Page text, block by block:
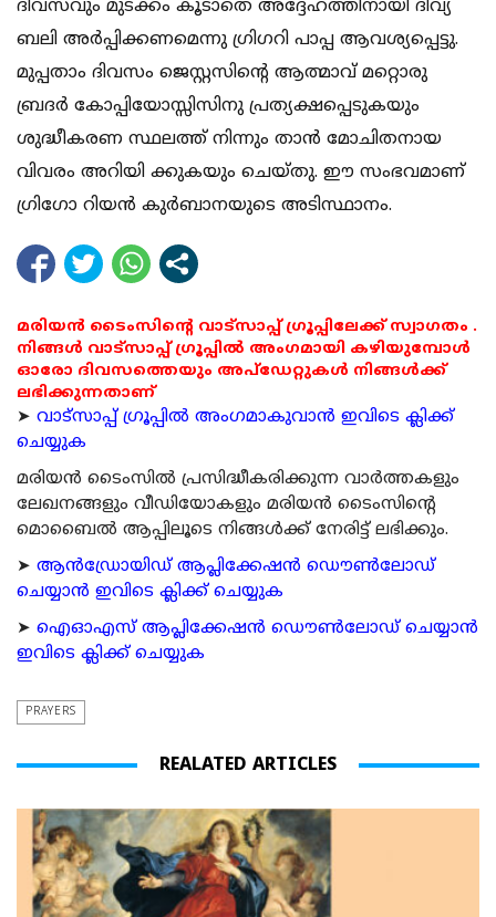
ദിവസവും മുടക്കം കൂടാതെ അദ്ദേഹത്തിനായി ദിവ്യ
ബലി അര്‍പ്പിക്കണമെന്നു ഗ്രിഗറി പാപ്പ ആവശ്യപ്പെട്ടു.
മുപ്പതാം ദിവസം ജെസ്റ്റസിന്റെ ആത്മാവ് മറ്റൊരു
ബ്രദര്‍ കോപ്പിയോസ്സിസിനു പ്രത്യക്ഷപ്പെടുകയും
ശുദ്ധീകരണ സ്ഥലത്ത് നിന്നും താന്‍ മോചിതനായ
വിവരം അറിയി ക്കുകയും ചെയ്തു. ഈ സംഭവമാണ്
ഗ്രിഗോ റിയന്‍ കുര്‍ബാനയുടെ അടിസ്ഥാനം.
മരിയൻ ടൈംസിന്റെ വാട്സാപ്പ് ഗ്രൂപ്പിലേക്ക് സ്വാഗതം .
നിങ്ങൾ വാട്സാപ്പ് ഗ്രൂപ്പിൽ അംഗമായി കഴിയുമ്പോൾ
ഓരോ ദിവസത്തെയും അപ്ഡേറ്റുകൾ നിങ്ങൾക്ക്
ലഭിക്കുന്നതാണ്
➤ വാട്സാപ്പ് ഗ്രൂപ്പിൽ അംഗമാകുവാൻ ഇവിടെ ക്ലിക്ക്
ചെയ്യുക
മരിയന്‍ ടൈംസില്‍ പ്രസിദ്ധീകരിക്കുന്ന വാര്‍ത്തകളും
ലേഖനങ്ങളും വീഡിയോകളും മരിയന്‍ ടൈംസിന്റെ
മൊബൈല്‍ ആപ്പിലൂടെ നിങ്ങള്‍ക്ക് നേരിട്ട് ലഭിക്കും.
➤ ആന്‍ഡ്രോയിഡ് ആപ്ലിക്കേഷന്‍ ഡൌണ്‍ലോഡ്
ചെയ്യാന്‍ ഇവിടെ ക്ലിക്ക് ചെയ്യുക
➤ ഐഓഎസ് ആപ്ലിക്കേഷന്‍ ഡൌണ്‍ലോഡ് ചെയ്യാന്‍
ഇവിടെ ക്ലിക്ക് ചെയ്യുക
PRAYERS
REALATED ARTICLES